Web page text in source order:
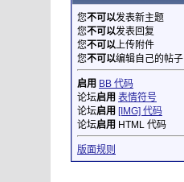
您不可以发表新主题
您不可以发表回复
您不可以上传附件
您不可以编辑自己的帖子
启用 BB 代码
论坛启用 表情符号
论坛启用 [IMG] 代码
论坛启用 HTML 代码
版面规则